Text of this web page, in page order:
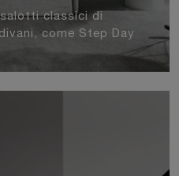
classici di
come Step Day